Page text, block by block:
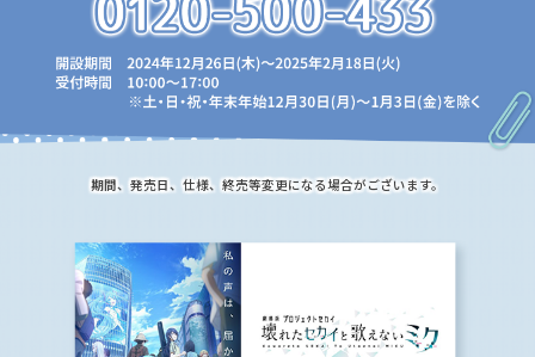
期間、発売日、仕様、終売等変更になる場合がございます。